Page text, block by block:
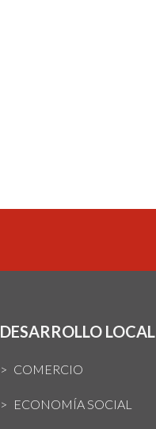
DESARROLLO LOCAL
COMERCIO
ECONOMÍA SOCIAL